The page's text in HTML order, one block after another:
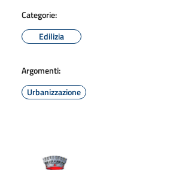
Categorie:
Edilizia
Argomenti:
Urbanizzazione